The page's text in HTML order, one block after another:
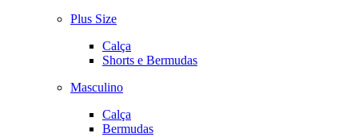
Plus Size
Calça
Shorts e Bermudas
Masculino
Calça
Bermudas